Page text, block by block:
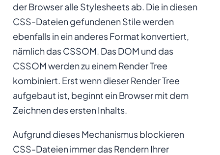
der Browser alle Stylesheets ab. Die in diesen
CSS-Dateien gefundenen Stile werden
ebenfalls in ein anderes Format konvertiert,
nämlich das CSSOM. Das DOM und das
CSSOM werden zu einem Render Tree
kombiniert. Erst wenn dieser Render Tree
aufgebaut ist, beginnt ein Browser mit dem
Zeichnen des ersten Inhalts.
Aufgrund dieses Mechanismus blockieren
CSS-Dateien immer das Rendern Ihrer